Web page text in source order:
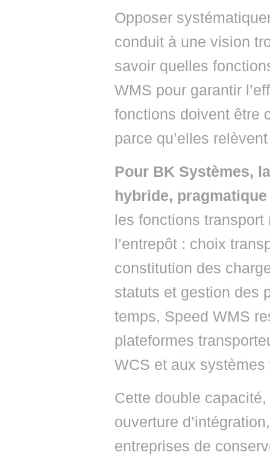
Opposer
conduit à une vision
savoir quelles
WMS pour garantir
fonctions doivent être
parce qu’elles
Pour BK Systèmes,
hybride,
les fonctions
l’entrepôt : choix
constitution des
statuts et gestion des
temps, Speed WMS
plateformes
WCS et aux systèmes
Cette double
ouverture
entreprises de